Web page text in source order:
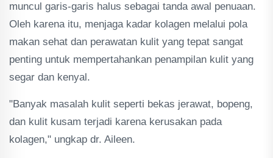
muncul garis-garis halus sebagai tanda awal penuaan.
Oleh karena itu, menjaga kadar kolagen melalui pola
makan sehat dan perawatan kulit yang tepat sangat
penting untuk mempertahankan penampilan kulit yang
segar dan kenyal.
"Banyak masalah kulit seperti bekas jerawat, bopeng,
dan kulit kusam terjadi karena kerusakan pada
kolagen," ungkap dr. Aileen.